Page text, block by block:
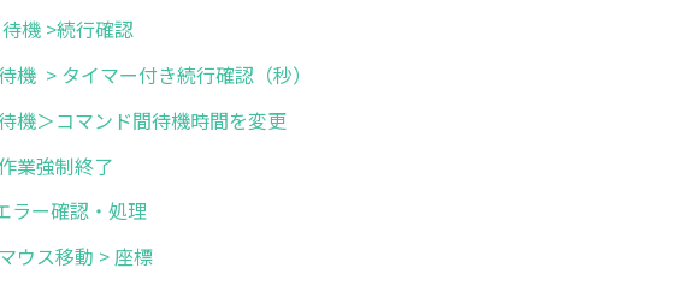
機 >続行確認
機 > タイマー付き続行確認（秒）
機＞コマンド間待機時間を変更
業強制終了
ラー確認・処理
ウス移動 > 座標